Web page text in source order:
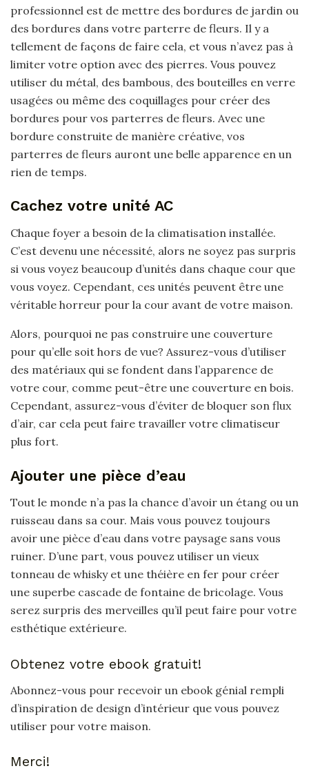
professionnel est de mettre des bordures de jardin ou
des bordures dans votre parterre de fleurs. Il y a
tellement de façons de faire cela, et vous n’avez pas à
limiter votre option avec des pierres. Vous pouvez
utiliser du métal, des bambous, des bouteilles en verre
usagées ou même des coquillages pour créer des
bordures pour vos parterres de fleurs. Avec une
bordure construite de manière créative, vos
parterres de fleurs auront une belle apparence en un
rien de temps.
Cachez votre unité AC
Chaque foyer a besoin de la climatisation installée.
C’est devenu une nécessité, alors ne soyez pas surpris
si vous voyez beaucoup d’unités dans chaque cour que
vous voyez. Cependant, ces unités peuvent être une
véritable horreur pour la cour avant de votre maison.
Alors, pourquoi ne pas construire une couverture
pour qu’elle soit hors de vue? Assurez-vous d’utiliser
des matériaux qui se fondent dans l’apparence de
votre cour, comme peut-être une couverture en bois.
Cependant, assurez-vous d’éviter de bloquer son flux
d’air, car cela peut faire travailler votre climatiseur
plus fort.
Ajouter une pièce d’eau
Tout le monde n’a pas la chance d’avoir un étang ou un
ruisseau dans sa cour. Mais vous pouvez toujours
avoir une pièce d’eau dans votre paysage sans vous
ruiner. D’une part, vous pouvez utiliser un vieux
tonneau de whisky et une théière en fer pour créer
une superbe cascade de fontaine de bricolage. Vous
serez surpris des merveilles qu’il peut faire pour votre
esthétique extérieure.
Obtenez votre ebook gratuit!
Abonnez-vous pour recevoir un ebook génial rempli
d’inspiration de design d’intérieur que vous pouvez
utiliser pour votre maison.
Merci!